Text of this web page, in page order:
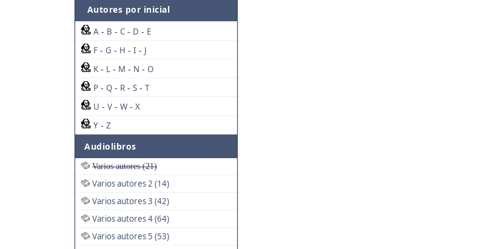
Autores por inicial
A - B - C - D - E
F - G - H - I - J
K - L - M - N - O
P - Q - R - S - T
U - V - W - X
Y - Z
Audiolibros
Varios autores (21)
Varios autores 2 (14)
Varios autores 3 (42)
Varios autores 4 (64)
Varios autores 5 (53)